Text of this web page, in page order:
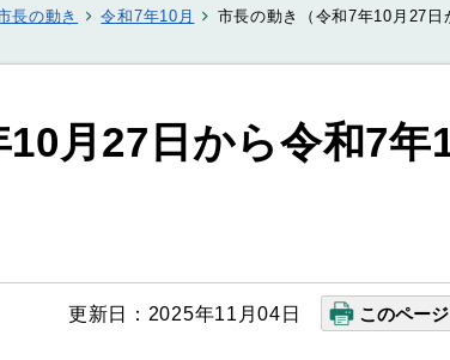
長の動き 令和7年10月 市長の動き（令和7年10月27日
月27日から令和7年
更新日：2025年11月04日 このペー